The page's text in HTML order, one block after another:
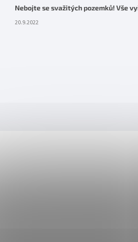
Nebojte se svažitých pozemků! Vše
20.9.2022